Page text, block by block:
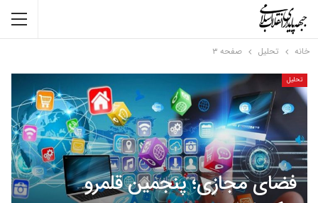
خانه تحلیل صفحه ۳
تحلیل
فضای مجازی؛ پنجمین قلمرو